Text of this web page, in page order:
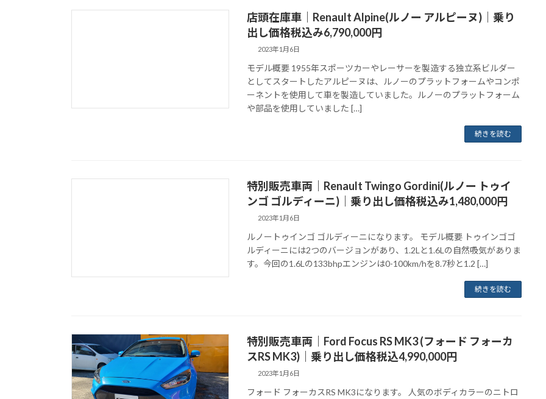
店頭在庫車｜Renault Alpine(ルノー アルピーヌ)｜乗り
出し価格税込み6,790,000円
2023年1月6日
モデル概要 1955年スポーツカーやレーサーを製造する独立系ビルダー
としてスタートしたアルピーヌは、ルノーのプラットフォームやコンポ
ーネントを使用して車を製造していました。ルノーのプラットフォーム
や部品を使用していました […]
続きを読む
特別販売車両｜Renault Twingo Gordini(ルノー トゥイ
ンゴ ゴルディーニ)｜乗り出し価格税込み1,480,000円
2023年1月6日
ルノートゥインゴ ゴルディーニになります。 モデル概要 トゥインゴゴ
ルディーニには2つのバージョンがあり、1.2Lと1.6Lの自然吸気がありま
す。今回の1.6Lの133bhpエンジンは0-100km/hを8.7秒と1.2 […]
続きを読む
特別販売車両｜Ford Focus RS MK3 (フォード フォーカ
スRS MK3)｜乗り出し価格税込4,990,000円
2023年1月6日
フォード フォーカスRS MK3になります。 人気のボディカラーのニトロ